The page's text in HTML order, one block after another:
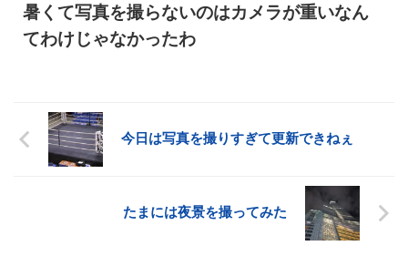
暑くて写真を撮らないのはカメラが重いなん
てわけじゃなかったわ
今日は写真を撮りすぎて更新できねぇ
たまには夜景を撮ってみた